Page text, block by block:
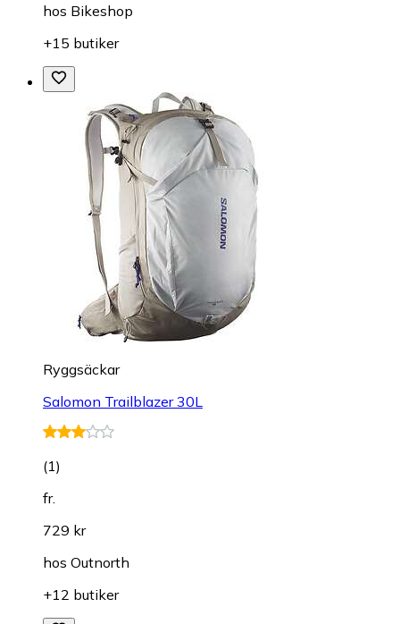
hos Bikeshop
+15 butiker
Ryggsäckar
Salomon Trailblazer 30L
(1)
fr.
729 kr
hos Outnorth
+12 butiker